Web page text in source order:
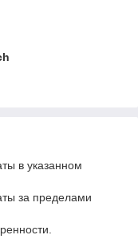
в указанном
за пределами